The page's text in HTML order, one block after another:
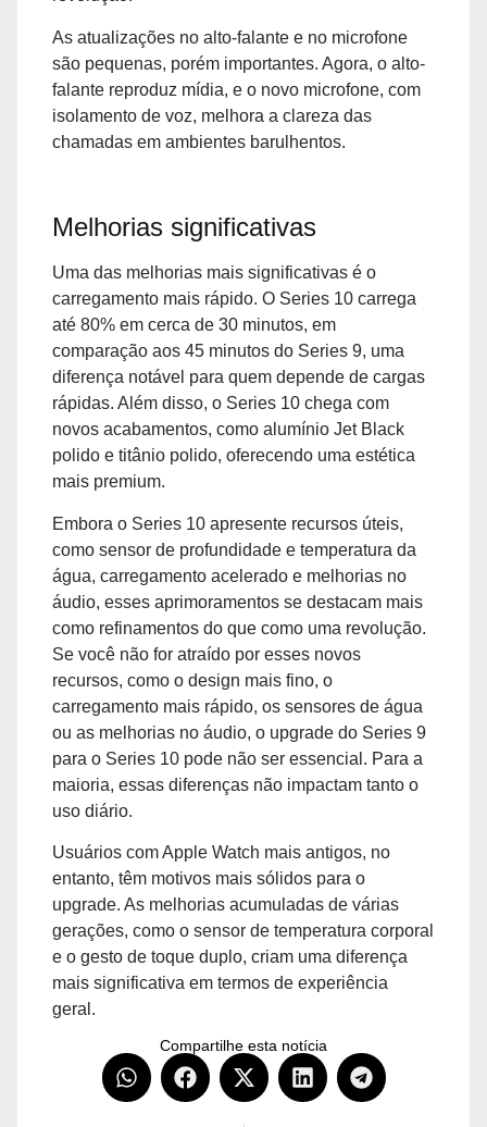
As atualizações no alto-falante e no microfone
são pequenas, porém importantes. Agora, o alto-
falante reproduz mídia, e o novo microfone, com
isolamento de voz, melhora a clareza das
chamadas em ambientes barulhentos.
Melhorias significativas
Uma das melhorias mais significativas é o
carregamento mais rápido. O Series 10 carrega
até 80% em cerca de 30 minutos, em
comparação aos 45 minutos do Series 9, uma
diferença notável para quem depende de cargas
rápidas. Além disso, o Series 10 chega com
novos acabamentos, como alumínio Jet Black
polido e titânio polido, oferecendo uma estética
mais premium.
Embora o Series 10 apresente recursos úteis,
como sensor de profundidade e temperatura da
água, carregamento acelerado e melhorias no
áudio, esses aprimoramentos se destacam mais
como refinamentos do que como uma revolução.
Se você não for atraído por esses novos
recursos, como o design mais fino, o
carregamento mais rápido, os sensores de água
ou as melhorias no áudio, o upgrade do Series 9
para o Series 10 pode não ser essencial. Para a
maioria, essas diferenças não impactam tanto o
uso diário.
Usuários com Apple Watch mais antigos, no
entanto, têm motivos mais sólidos para o
upgrade. As melhorias acumuladas de várias
gerações, como o sensor de temperatura corporal
e o gesto de toque duplo, criam uma diferença
mais significativa em termos de experiência
geral.
Compartilhe esta notícia